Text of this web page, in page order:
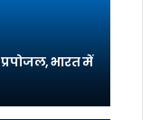
भारत में